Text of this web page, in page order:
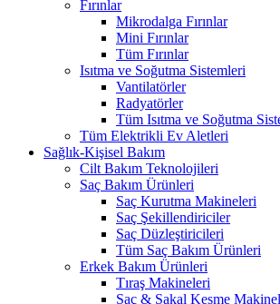
Fırınlar
Mikrodalga Fırınlar
Mini Fırınlar
Tüm Fırınlar
Isıtma ve Soğutma Sistemleri
Vantilatörler
Radyatörler
Tüm Isıtma ve Soğutma
Tüm Elektrikli Ev Aletleri
Sağlık-Kişisel Bakım
Cilt Bakım Teknolojileri
Saç Bakım Ürünleri
Saç Kurutma Makineleri
Saç Şekillendiriciler
Saç Düzleştiricileri
Tüm Saç Bakım Ürünleri
Erkek Bakım Ürünleri
Tıraş Makineleri
Saç & Sakal Kesme